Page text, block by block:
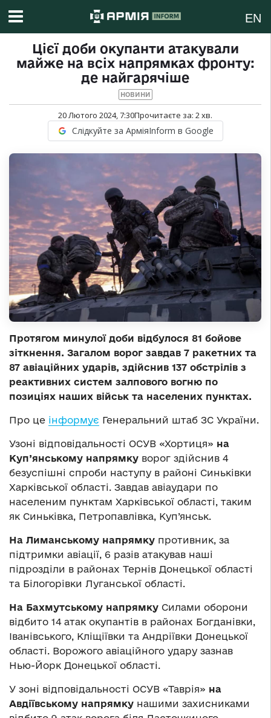
EN
Цієї доби окупанти атакували
майже на всіх напрямках фронту:
де найгарячіше
НОВИНИ
20 Лютого 2024, 7:30Прочитаєте за: 2хв.
Слідкуйте за АрміяInform в Google
Протягом минулої доби відбулося 81 бойове
зіткнення. Загалом ворог завдав 7 ракетних та
87 авіаційних ударів, здійснив 137 обстрілів з
реактивних систем залпового вогню по
позиціях наших військ та населених пунктах.
Про це інформує Генеральний штаб ЗС України.
Узоні відповідальності ОСУВ «Хортиця» на
Куп’янському напрямку ворог здійснив 4
безуспішні спроби наступу в районі Синьківки
Харківської області. Завдав авіаудари по
населеним пунктам Харківської області, таким
як Синьківка, Петропавлівка, Куп’янськ.
На Лиманському напрямку противник, за
підтримки авіації, 6 разів атакував наші
підрозділи в районах Тернів Донецької області
та Білогорівки Луганської області.
На Бахмутському напрямку Силами оборони
відбито 14 атак окупантів в районах Богданівки,
Іванівського, Кліщіївки та Андріївки Донецької
області. Ворожого авіаційного удару зазнав
Нью-Йорк Донецької області.
У зоні відповідальності ОСУВ «Таврія» на
Авдіївському напрямку нашими захисниками